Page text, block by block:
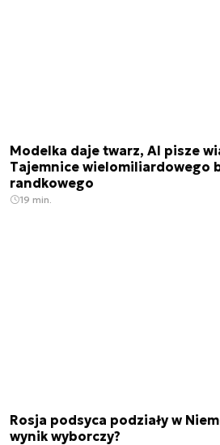
Modelka daje twarz, AI pisze
Tajemnice wielomiliardowego
randkowego
19 min.
Rosja podsyca podziały w
wynik wyborczy?